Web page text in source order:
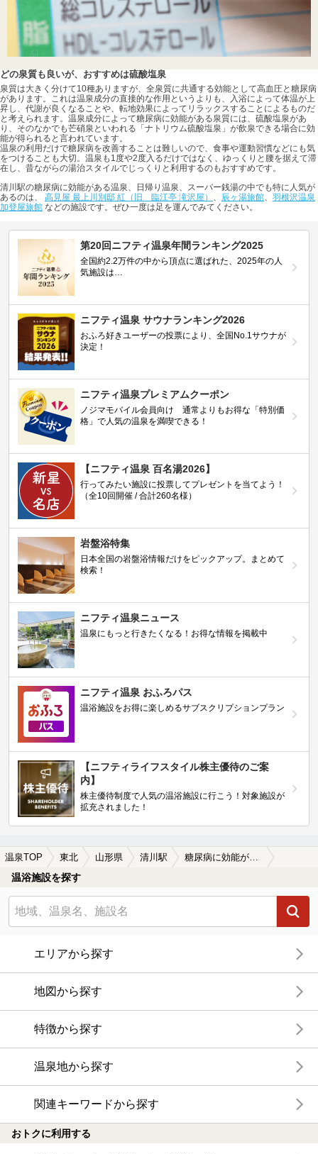
どの泉質も良いが、おすすめは硫酸塩泉
泉質は大きく分けて10種ありますが、全泉質に共通する効能として高血圧と糖尿病
があります。これは温泉成分の直接的な作用というよりも、入浴によって体温が上
昇し、代謝が良くなることや、転地効果によってリラックスすることによるものだ
と考えられます。温泉成分によって糖尿病に効能がある泉質には、硫酸塩泉があ
り、そのなかでも芒硝泉といわれる「ナトリウム硫酸塩泉」が飲泉できる場合に効
能が得られると言われています。
温泉の利用だけで糖尿病を改善することは難しいので、食事や運動習慣などにも気
をつけることも大切。温泉も1度や2度入るだけではなく、ゆっくりと腰を据えて滞
在し、昔ながらの湯治スタイルでじっくりと利用するのもおすすめです。
清川駅の糖尿病に効能がある温泉、日帰り温泉、スーパー銭湯の中でも特に人気が
あるのは、 高見屋 最上川別邸 紅（旧 臨江亭 滝沢屋） 辰ヶ湯旅館
羽根沢温泉
加登屋旅館 などの施設です。ぜひ一度は足を運んでみてください。
第20回ニフティ温泉年間ランキング2025
全国約2.2万件の中から頂点に選ばれた、2025年の人
気施設は…
ニフティ温泉 サウナランキング2026
おふろ好きユーザーの投票により、全国No.1サウナが
決定！
ニフティ温泉プレミアムクーポン
ノジマモバイル会員向け 通常よりもお得な「特別価
格」で人気の温泉を満喫できる！
【ニフティ温泉 百名湯2026】
行ってみたい施設に投票してプレゼントを当てよう！
（全10回開催 / 合計260名様）
岩盤浴特集
日本全国の岩盤浴情報だけをピックアップ。まとめて
検索！
ニフティ温泉ニュース
温泉にもっと行きたくなる！お得な情報を掲載中
ニフティ温泉 おふろパス
温浴施設をお得に楽しめるサブスクリプションプラン
【ニフティライフスタイル株主優待のご案
内】
株主優待制度で人気の温浴施設に行こう！対象施設が
拡充されました！
温泉TOP 東北 山形県 清川駅
温浴施設を探す
エリアから探す
地図から探す
特徴から探す
温泉地から探す
関連キーワードから探す
おトクに利用する